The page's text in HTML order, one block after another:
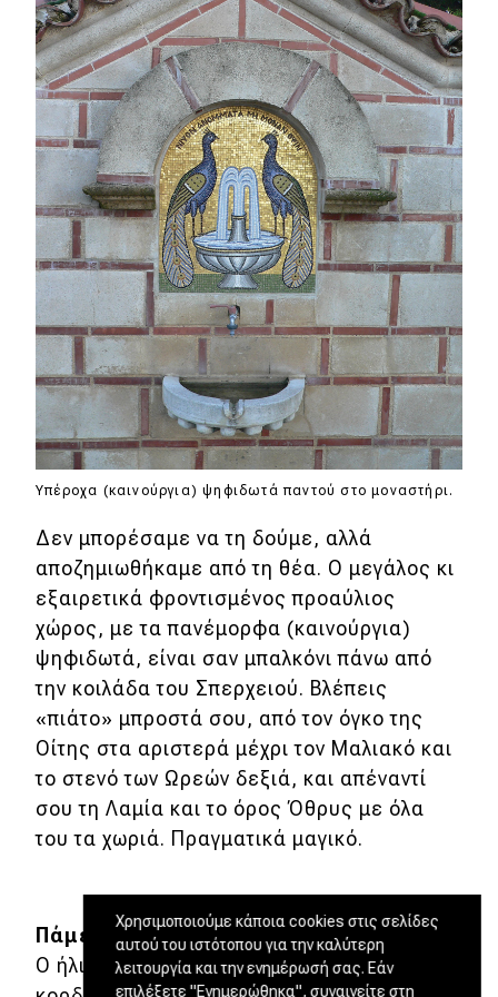
Υπέροχα (καινούργια) ψηφιδωτά παντού στο μοναστήρι.
Δεν μπορέσαμε να τη δούμε, αλλά
αποζημιωθήκαμε από τη θέα. Ο μεγάλος κι
εξαιρετικά φροντισμένος προαύλιος
χώρος, με τα πανέμορφα (καινούργια)
ψηφιδωτά, είναι σαν μπαλκόνι πάνω από
την κοιλάδα του Σπερχειού. Βλέπεις
«πιάτο» μπροστά σου, από τον όγκο της
Οίτης στα αριστερά μέχρι τον Μαλιακό και
το στενό των Ωρεών δεξιά, και απέναντί
σου τη Λαμία και το όρος Όθρυς με όλα
του τα χωριά. Πραγματικά μαγικό.
Πάμε Παύλιανη
Ο ήλιος είχε δύσει όταν κατεβήκαμε τις
Χρησιμοποιούμε κάποια cookies στις σελίδες
αυτού του ιστότοπου για την καλύτερη
λειτουργία και την ενημέρωσή σας. Εάν
επιλέξετε "Ενημερώθηκα", συναινείτε στη